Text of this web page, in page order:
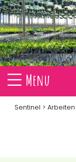
Menu
Sentinel >